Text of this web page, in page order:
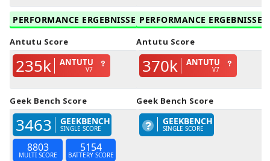
PERFORMANCE ERGEBNISSE
Antutu Score
235k ANTUTU
V7
Geek Bench Score
3463 GEEKBENCH
SINGLE SCORE
8803
MULTI SCORE
5154
BATTERY SCORE
PERFORMANCE ERGEBNISSE
Antutu Score
370k ANTUTU
V7
Geek Bench Score
GEEKBENCH
SINGLE SCORE